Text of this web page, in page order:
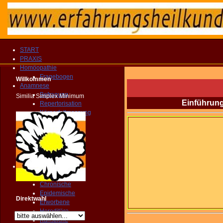
START
PRAXIS
Homöopathie
Fragebogen
Anamnese
Befragung
Repertorisation
Körperfettmessung
Geopathologie
Farbenspiegel
Florastatus
Zahnstatus
Dynamik
Krankheit
Akute
Chronische
Epidemische
Erworbene
Hereditäre
Künstliche
Willkommen
Similia Simplex Minimum
Direktwahl